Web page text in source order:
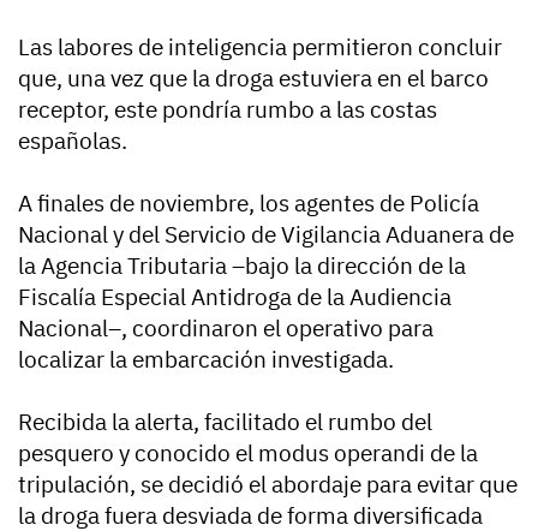
Las labores de inteligencia permitieron concluir
que, una vez que la droga estuviera en el barco
receptor, este pondría rumbo a las costas
españolas.
A finales de noviembre, los agentes de Policía
Nacional y del Servicio de Vigilancia Aduanera de
la Agencia Tributaria –bajo la dirección de la
Fiscalía Especial Antidroga de la Audiencia
Nacional–, coordinaron el operativo para
localizar la embarcación investigada.
Recibida la alerta, facilitado el rumbo del
pesquero y conocido el modus operandi de la
tripulación, se decidió el abordaje para evitar que
la droga fuera desviada de forma diversificada